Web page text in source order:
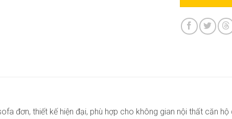
đơn, thiết kế hiện đại, phù hợp cho không gian nội thất căn